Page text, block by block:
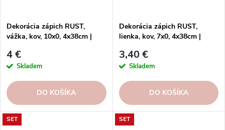
Dekorácia zápich RUST,
vážka, kov, 10x0, 4x38cm |
4 €
Skladem
DO KOŠÍKA
Dekorácia zápich RUST,
lienka, kov, 7x0, 4x38cm |
3,40 €
Skladem
DO KOŠÍKA
SET SET